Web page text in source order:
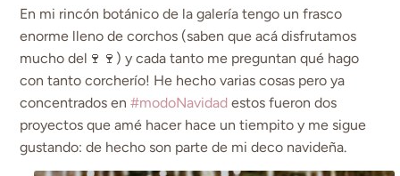
En mi rincón botánico de la galería tengo un frasco
enorme lleno de corchos (saben que acá disfrutamos
mucho del🍷🍷) y cada tanto me preguntan qué hago
con tanto corcherío! He hecho varias cosas pero ya
concentrados en#modoNavidad estos fueron dos
proyectos que amé hacer hace un tiempito y me sigue
gustando: de hecho son parte de mi deco navideña.